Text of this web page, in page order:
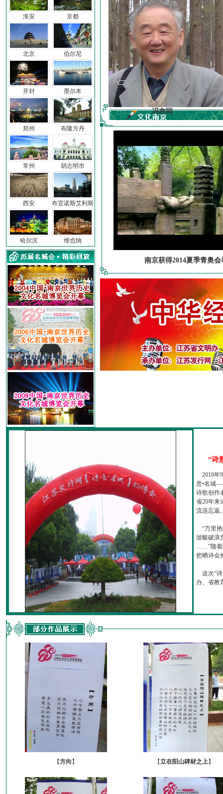
淮安
北京
开封
郑州
常州
西安
哈尔滨
京都
伯尔尼
墨尔本
布隆方丹
胡志明市
布宜诺斯艾利斯
维也纳
车前子 冯亦同
南京获得2014夏季青奥会
“诗
2010年
意•名城
诗歌创作
省20年来
流连忘返
“万里艳
游艇破浪
……”随着
把晒诗会
这次“诗
办、省教
【方向 】 【立在阳山碑材之上】